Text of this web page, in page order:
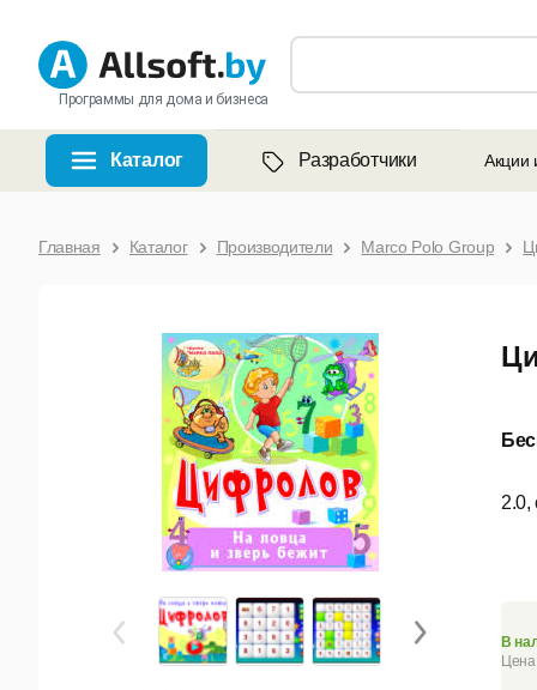
Программы для дома и бизнеса
Каталог Разработчики Акции
Главная Каталог Производители Marco Polo Group
В
Цена